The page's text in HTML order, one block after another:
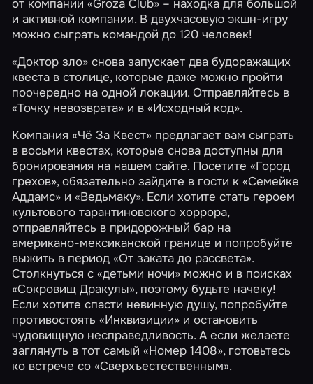
от компании «Groza Club» – находка для большой
и активной компании. В двухчасовую экшн-игру
можно сыграть командой до 120 человек!
«Доктор зло» снова запускает два будоражащих
квеста в столице, которые даже можно пройти
поочередно на одной локации. Отправляйтесь в
«Точку невозврата» и в«Исходный код».
Компания «Чё За Квест» предлагает вам сыграть
в восьми квестах, которые снова доступны для
бронирования на нашем сайте. Посетите«Город
грехов», обязательно зайдите в гости к«Семейке
Аддамс» и«Ведьмаку». Если хотите стать героем
культового тарантиновского хоррора,
отправляйтесь в придорожный бар на
американо-мексиканской границе и попробуйте
выжить в период«От заката до рассвета».
Столкнуться с «детьми ночи» можно и в поисках
«Сокровищ Дракулы», поэтому будьте начеку!
Если хотите спасти невинную душу, попробуйте
противостоять«Инквизиции» и остановить
чудовищную несправедливость. А если желаете
заглянуть в тот самый«Номер 1408», готовьтесь
ко встрече со«Сверхъестественным».